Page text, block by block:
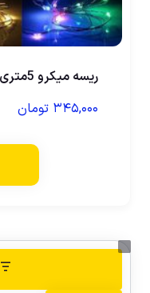
ریسه میکرو 5متری اداپتوری
۳۴۵,۰۰۰ تومان